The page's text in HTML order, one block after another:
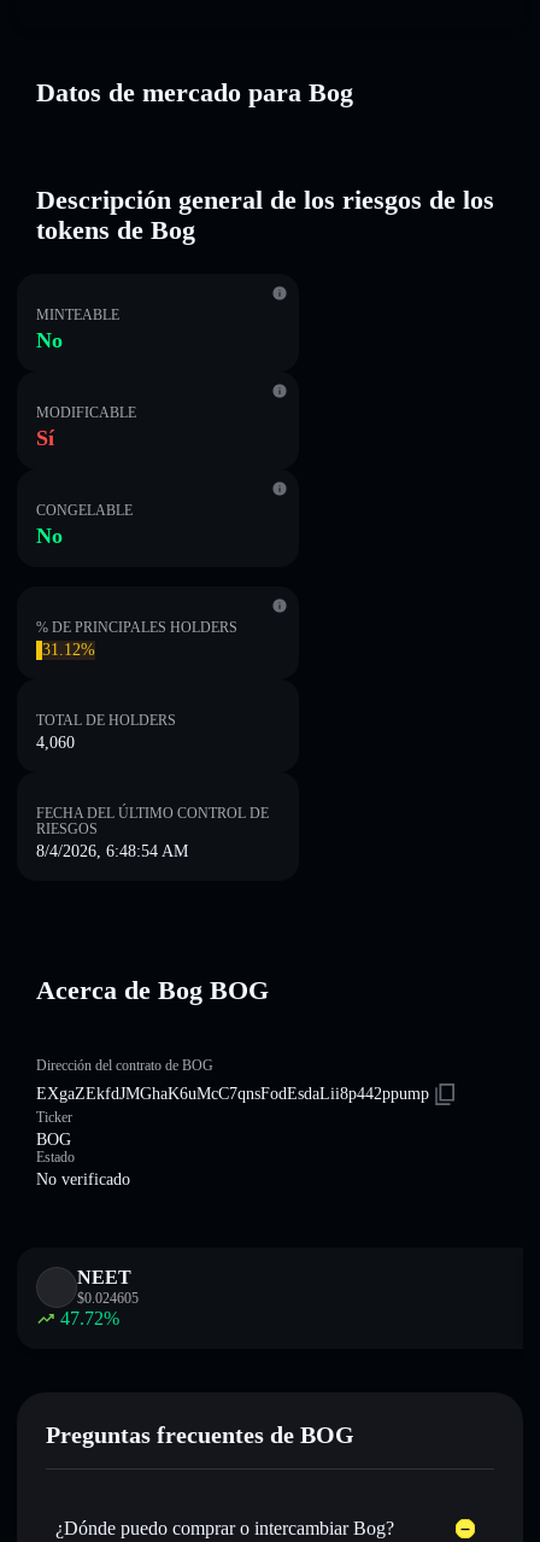
Datos de mercado para Bog
Descripción general de los riesgos de los
tokens de Bog
MINTEABLE
No
MODIFICABLE
Sí
CONGELABLE
No
% DE PRINCIPALES HOLDERS
31.12%
TOTAL DE HOLDERS
4,060
FECHA DEL ÚLTIMO CONTROL DE
RIESGOS
8/4/2026, 6:48:54 AM
Acerca de Bog BOG
Dirección del contrato de BOG
EXgaZEkfdJMGhaK6uMcC7qnsFodEsdaLii8p442ppump
Ticker
BOG
Estado
No verificado
NEET
$0.024605
47.72%
Preguntas frecuentes de BOG
¿Dónde puedo comprar o intercambiar Bog?